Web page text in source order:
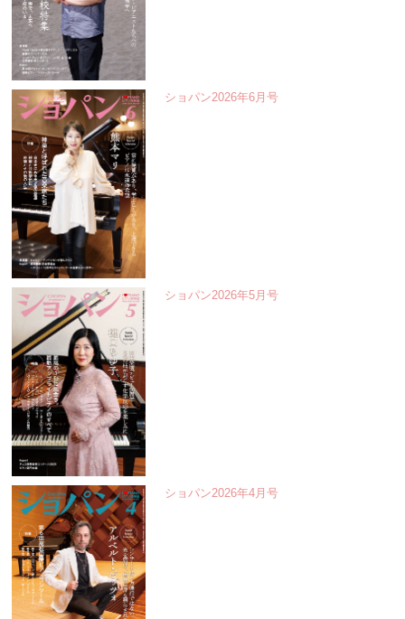
ショパン2026年6月号
ショパン2026年5月号
ショパン2026年4月号